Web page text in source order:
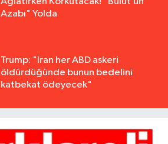
Azabı" Yolda
Trump: "İran her ABD askeri
öldürdüğünde bunun bedelini
katbekat ödeyecek"